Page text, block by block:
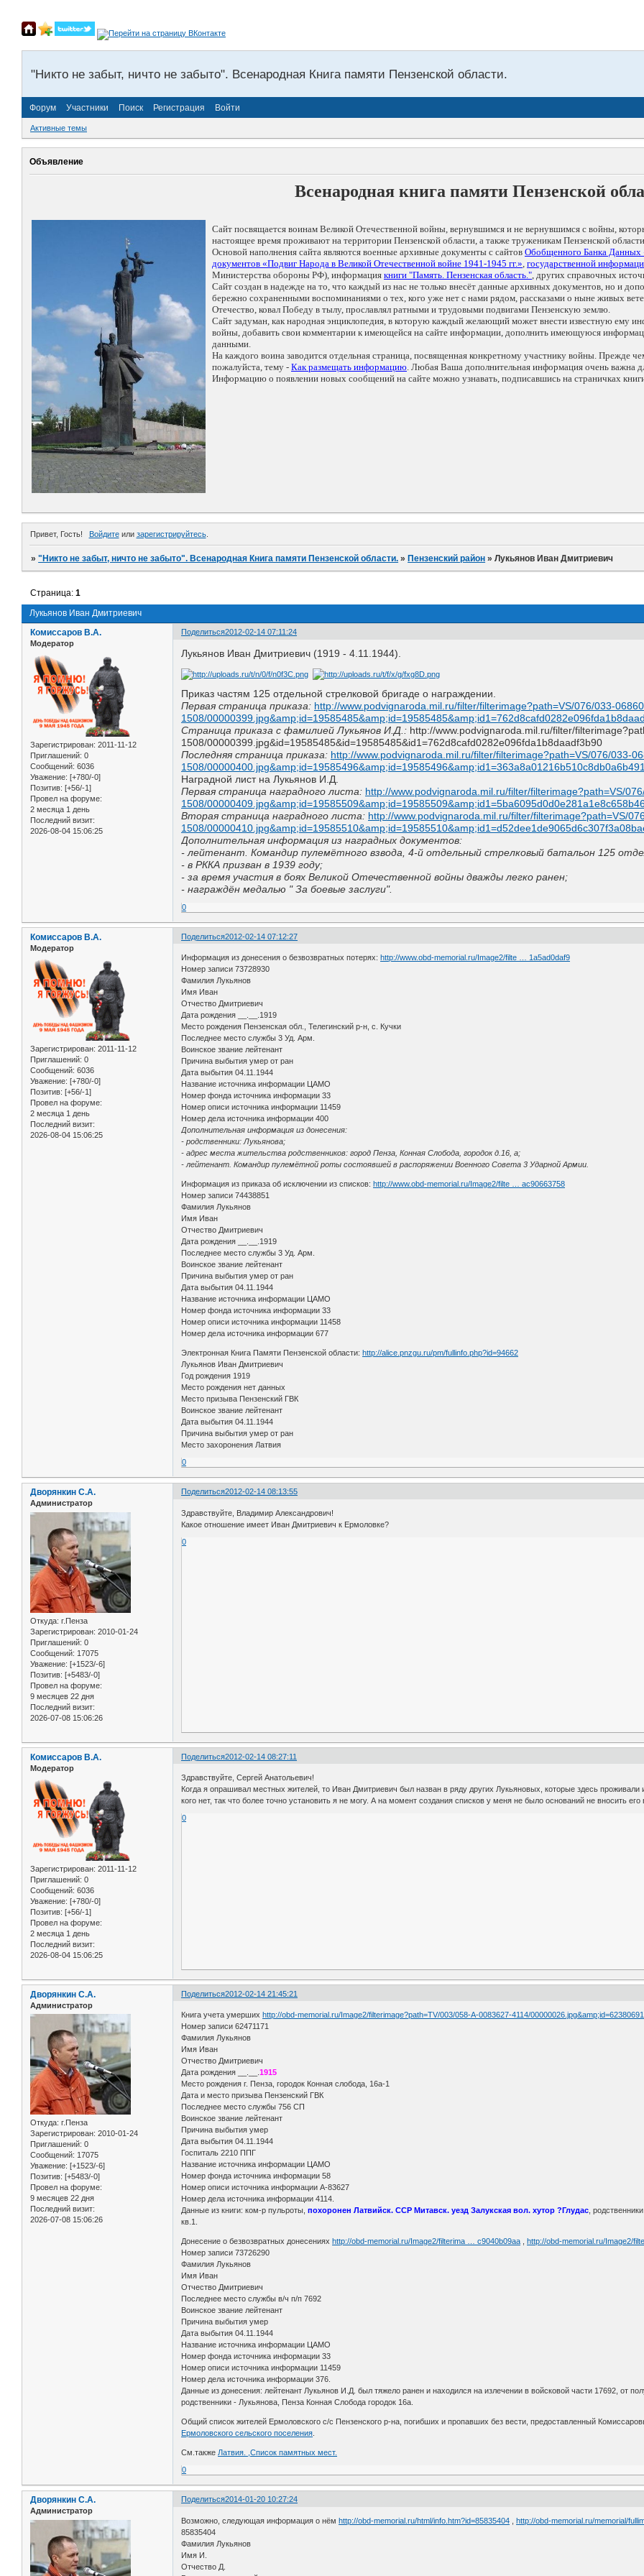
"Никто не забыт, ничто не забыто". Всенародная Книга памяти Пензенской области.
Форум Участники Поиск Регистрация Войти
Активные темы
Объявление
Всенародная книга памяти Пензенской
Сайт посвящается воинам Великой Отечественной войны, вернувшимся и не вернувшимся с войны,
настоящее время проживают на территории Пензенской области, а также труженикам Пензенской
Основой наполнения сайта являются военные архивные документы с сайтов Обобщенного Банка
документов «Подвиг Народа в Великой Отечественной войне 1941-1945 гг.», государственной
Министерства обороны РФ), информация книги "Память. Пензенская область.", других справочных
Сайт создан в надежде на то, что каждый из нас не только внесёт данные архивных документов, но и
бережно сохраненными воспоминаниями о тех, кого уже нет с нами рядом, рассказами о ныне живых
Отечество, ковал Победу в тылу, прославлял ратными и трудовыми подвигами Пензенскую землю.
Сайт задуман, как народная энциклопедия, в которую каждый желающий может внести известную ему
войны, добавить свои комментарии к имеющейся на сайте информации, дополнить имеющуюся
данными.
На каждого воина заводится отдельная страница, посвященная конкретному участнику войны. Прежде
пожалуйста, тему - Как размещать информацию. Любая Ваша дополнительная информация очень важна
Информацию о появлении новых сообщений на сайте можно узнавать, подписавшись на страничках
Привет, Гость! Войдитеили зарегистрируйтесь.
»"Никто не забыт, ничто не забыто". Всенародная Книга памяти Пензенской области. » Пензенский район »Лукьянов Иван Дмитриевич
Лукьянов Иван Дмитриевич
Страница:1
Поделиться2012-02-14 07:11:24
Комиссаров В.А.
Модератор
Зарегистрирован: 2011-11-12
Приглашений: 0
Сообщений: 6036
Уважение: [+780/-0]
Позитив: [+56/-1]
Провел на форуме:
2 месяца 1 день
Последний визит:
2026-08-04 15:06:25
Лукьянов Иван Дмитриевич (1919 - 4.11.1944).
Приказ частям 125 отдельной стрелковой бригаде о награждении.
Первая страница приказа: http://www.podvignaroda.mil.ru/filter/filterimage?path=VS/076/033-
1508/
Страница приказа с фамилией Лукьянов И.Д.: http://www.podvignaroda.mil.ru/filter/
1508/00000399.jpg&id=19585485&id=19585485&id1=762d8cafd0282e096fda1b8daadf3b90
Последняя страница приказа: http://www.podvignaroda.mil.ru/filter/filterimage?path=VS/076/033-
1508/
Наградной лист на Лукьянов И.Д.
Первая страница наградного листа: http://www.podvignaroda.mil.ru/filter/filterimage?path=VS/
1508/
Вторая страница наградного листа: http://www.podvignaroda.mil.ru/filter/filterimage?path=VS/
1508/
Дополнительная информация из наградных документов:
- лейтенант. Командир пулемётного взвода, 4-й отдельный стрелковый батальон 125
- в РККА призван в 1939 году;
- за время участия в боях Великой Отечественной войны дважды легко ранен;
- награждён медалью " За боевые заслуги".
0
Поделиться2012-02-14 07:12:27
Комиссаров В.А.
Модератор
Зарегистрирован: 2011-11-12
Приглашений: 0
Сообщений: 6036
Уважение: [+780/-0]
Позитив: [+56/-1]
Провел на форуме:
2 месяца 1 день
Последний визит:
2026-08-04 15:06:25
Информация из донесения о безвозвратных потерях: http://www.obd-memorial.ru/Image2/filte … 1a5ad0daf9
Номер записи 73728930
Фамилия Лукьянов
Имя Иван
Отчество Дмитриевич
Дата рождения __.__.1919
Место рождения Пензенская обл., Телегинский р-н, с. Кучки
Последнее место службы 3 Уд. Арм.
Воинское звание лейтенант
Причина выбытия умер от ран
Дата выбытия 04.11.1944
Название источника информации ЦАМО
Номер фонда источника информации 33
Номер описи источника информации 11459
Номер дела источника информации 400
Дополнительная информация из донесения:
- родственники: Лукьянова;
- адрес места жительства родственников: город Пенза, Конная Слобода, городок д.16, а;
- лейтенант. Командир пулемётной роты состоявшей в распоряжении Военного Совета 3 Ударной Армии.
Информация из приказа об исключении из списков: http://www.obd-memorial.ru/Image2/filte … ac90663758
Номер записи 74438851
Фамилия Лукьянов
Имя Иван
Отчество Дмитриевич
Дата рождения __.__.1919
Последнее место службы 3 Уд. Арм.
Воинское звание лейтенант
Причина выбытия умер от ран
Дата выбытия 04.11.1944
Название источника информации ЦАМО
Номер фонда источника информации 33
Номер описи источника информации 11458
Номер дела источника информации 677
Электронная Книга Памяти Пензенской области: http://alice.pnzgu.ru/pm/fullinfo.php?id=94662
Лукьянов Иван Дмитриевич
Год рождения 1919
Место рождения нет данных
Место призыва Пензенский ГВК
Воинское звание лейтенант
Дата выбытия 04.11.1944
Причина выбытия умер от ран
Место захоронения Латвия
0
Поделиться2012-02-14 08:13:55
Дворянкин С.А.
Администратор
Откуда: г.Пенза
Зарегистрирован: 2010-01-24
Приглашений: 0
Сообщений: 17075
Уважение: [+1523/-6]
Позитив: [+5483/-0]
Провел на форуме:
9 месяцев 22 дня
Последний визит:
2026-07-08 15:06:26
Здравствуйте, Владимир Александрович!
Какое отношение имеет Иван Дмитриевич к Ермоловке?
0
Поделиться2012-02-14 08:27:11
Комиссаров В.А.
Модератор
Зарегистрирован: 2011-11-12
Приглашений: 0
Сообщений: 6036
Уважение: [+780/-0]
Позитив: [+56/-1]
Провел на форуме:
2 месяца 1 день
Последний визит:
2026-08-04 15:06:25
Здравствуйте, Сергей Анатольевич!
Когда я опрашивал местных жителей, то Иван Дмитриевич был назван в ряду других Лукьяновых, которые здесь
кого нет, так что более точно установить я не могу. А на момент создания списков у меня не было оснований не вносить его
0
Поделиться2012-02-14 21:45:21
Дворянкин С.А.
Администратор
Откуда: г.Пенза
Зарегистрирован: 2010-01-24
Приглашений: 0
Сообщений: 17075
Уважение: [+1523/-6]
Позитив: [+5483/-0]
Провел на форуме:
9 месяцев 22 дня
Последний визит:
2026-07-08 15:06:26
Книга учета умерших http://obd-memorial.ru/Image2/filterimage?path=TV/003/058-А-0083627-4114/
Номер записи 62471171
Фамилия Лукьянов
Имя Иван
Отчество Дмитриевич
Дата рождения __.__.1915
Место рождения г. Пенза, городок Конная слобода, 16а-1
Дата и место призыва Пензенский ГВК
Последнее место службы 756 СП
Воинское звание лейтенант
Причина выбытия умер
Дата выбытия 04.11.1944
Госпиталь 2210 ППГ
Название источника информации ЦАМО
Номер фонда источника информации 58
Номер описи источника информации А-83627
Номер дела источника информации 4114.
Данные из книги: ком-р пульроты,похоронен Латвийск. ССР Митавск. уезд Залукская вол. хутор ?Глудас ,
кв.1.
Донесение о безвозвратных донесениях http://obd-memorial.ru/Image2/filterima … c9040b09aa
http://obd-memorial.ru/Image2/
Номер записи 73726290
Фамилия Лукьянов
Имя Иван
Отчество Дмитриевич
Последнее место службы в/ч п/п 7692
Воинское звание лейтенант
Причина выбытия умер
Дата выбытия 04.11.1944
Название источника информации ЦАМО
Номер фонда источника информации 33
Номер описи источника информации 11459
Номер дела источника информации 376.
Данные из донесения: лейтенант Лукьянов И.Д. был тяжело ранен и находился на излечении в войсковой части 17692, от
родственники - Лукьянова, Пенза Конная Слобода городок 16а.
Общий список жителей Ермоловского с/с Пензенского р-на, погибших и пропавших без вести, предоставленный
Ермоловского сельского поселения
См.также Латвия. ,Список памятных мест.
0
Поделиться2014-01-20 10:27:24
Дворянкин С.А.
Администратор
Возможно, следующая информация о нёмhttp://obd-memorial.ru/html/info.htm?id=85835404 ,http://obd-memorial.ru/memorial/
85835404
Фамилия Лукьянов
Имя И.
Отчество Д.